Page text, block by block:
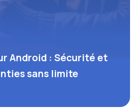
Android : Sécurité et
sans limite